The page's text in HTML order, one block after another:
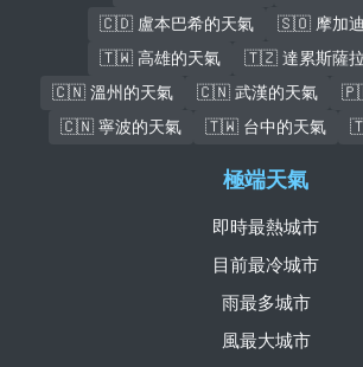
🇨🇩 盧本巴希的天氣
🇸🇴 摩加迪
🇹🇼 高雄的天氣
🇹🇿 達累斯薩
🇨🇳 溫州的天氣
🇨🇳 武漢的天氣
🇨🇳 寧波的天氣
🇹🇼 台中的天氣
極端天氣
即時最熱城市
目前最冷城市
雨最多城市
風最大城市